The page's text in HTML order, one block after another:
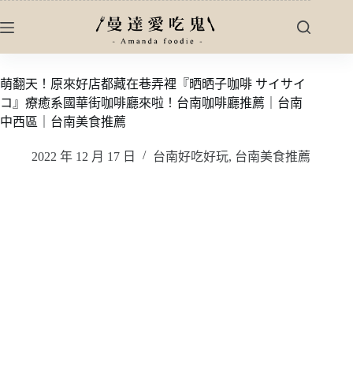
至
內
容
萌翻天！原來好店都藏在巷弄裡『晒晒子咖啡 サイサイ
コ』療癒系國華街咖啡廳來啦！台南咖啡廳推薦｜台南
中西區｜台南美食推薦
2022 年 12 月 17 日 台南好吃好玩, 台南美食推薦